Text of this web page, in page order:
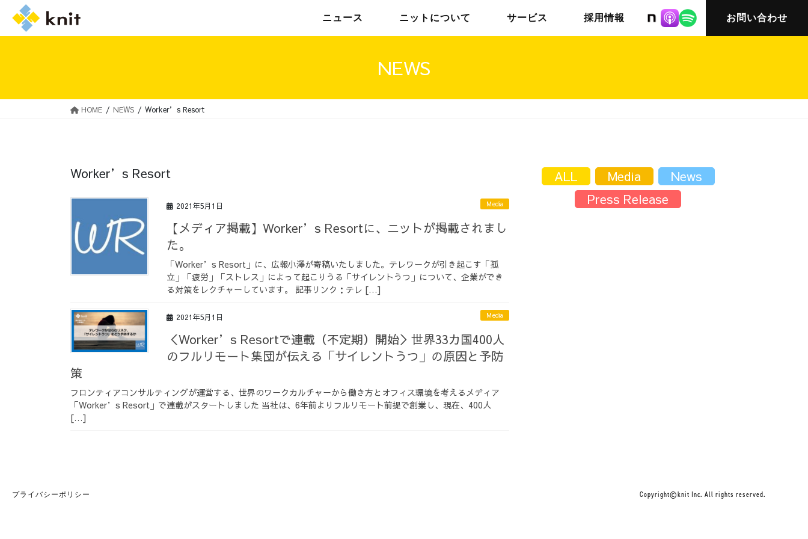
株式会社ニット
ニュース ニットについて サービス 採用情報 お問い合わせ
NEWS
HOME NEWS Worker’s Resort
Worker’s Resort
2021年5月1日 Media
【メディア掲載】Worker’s Resortに、ニットが掲載されまし
た。
「Worker’s Resort」に、広報小澤が寄稿いたしました。テレワークが引き起こす「孤
立」「疲労」「ストレス」によって起こりうる「サイレントうつ」について、企業ができ
る対策をレクチャーしています。 記事リンク：テレ […]
2021年5月1日 Media
＜Worker’s Resortで連載（不定期）開始＞世界33カ国400人
のフルリモート集団が伝える「サイレントうつ」の原因と予防
策
フロンティアコンサルティングが運営する、世界のワークカルチャーから働き方とオフィス環境を考えるメディア
「Worker’s Resort」で連載がスタートしました 当社は、6年前よりフルリモート前提で創業し、現在、400人
[…]
ALL Media
News
Press Release
プライバシーポリシー Copyright©knit Inc. All rights reserved.